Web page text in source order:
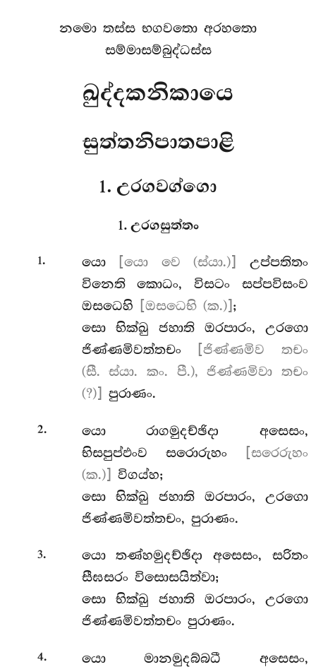
නමො තස්ස භගවතො අරහතො
සම්මාසම්බුද්ධස්ස
ඛුද්දකනිකායෙ
සුත්තනිපාතපාළි
1. උරගවග්ගො
1. උරගසුත්තං
1. යො [යො වෙ (ස්යා.)]
උප්පතිතං
විනෙති කොධං, විසටං සප්පවිසංව
ඔසධෙහි
[ඔසධෙභි (ක.)] ;
සො භික්ඛු ජහාති ඔරපාරං, උරගො
ජිණ්ණමිවත්තචං
[ජිණ්ණමිව තචං
(සී. ස්යා. කං. පී.), ජිණ්ණමිවා තචං
(?)]
පුරාණං.
2.
යො රාගමුදච්ඡිදා අසෙසං,
භිසපුප්ඵංව සරොරුහං
[සරෙරුහං
(ක.)] විගය්හ;
සො භික්ඛු ජහාති ඔරපාරං, උරගො
ජිණ්ණමිවත්තචං, පුරාණං.
3. යොතණ්හමුදච්ඡිදා අසෙසං, සරිතං
සීඝසරං විසොසයිත්වා;
සො භික්ඛු ජහාති ඔරපාරං, උරගො
ජිණ්ණමිවත්තචං පුරාණං.
4. යොමානමුදබ්බධී අසෙසං,